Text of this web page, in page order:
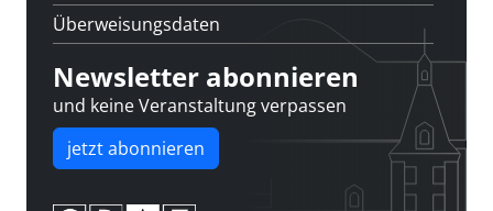
Überweisungsdaten
Newsletter abonnieren
und keine Veranstaltung verpassen
jetzt abonnieren